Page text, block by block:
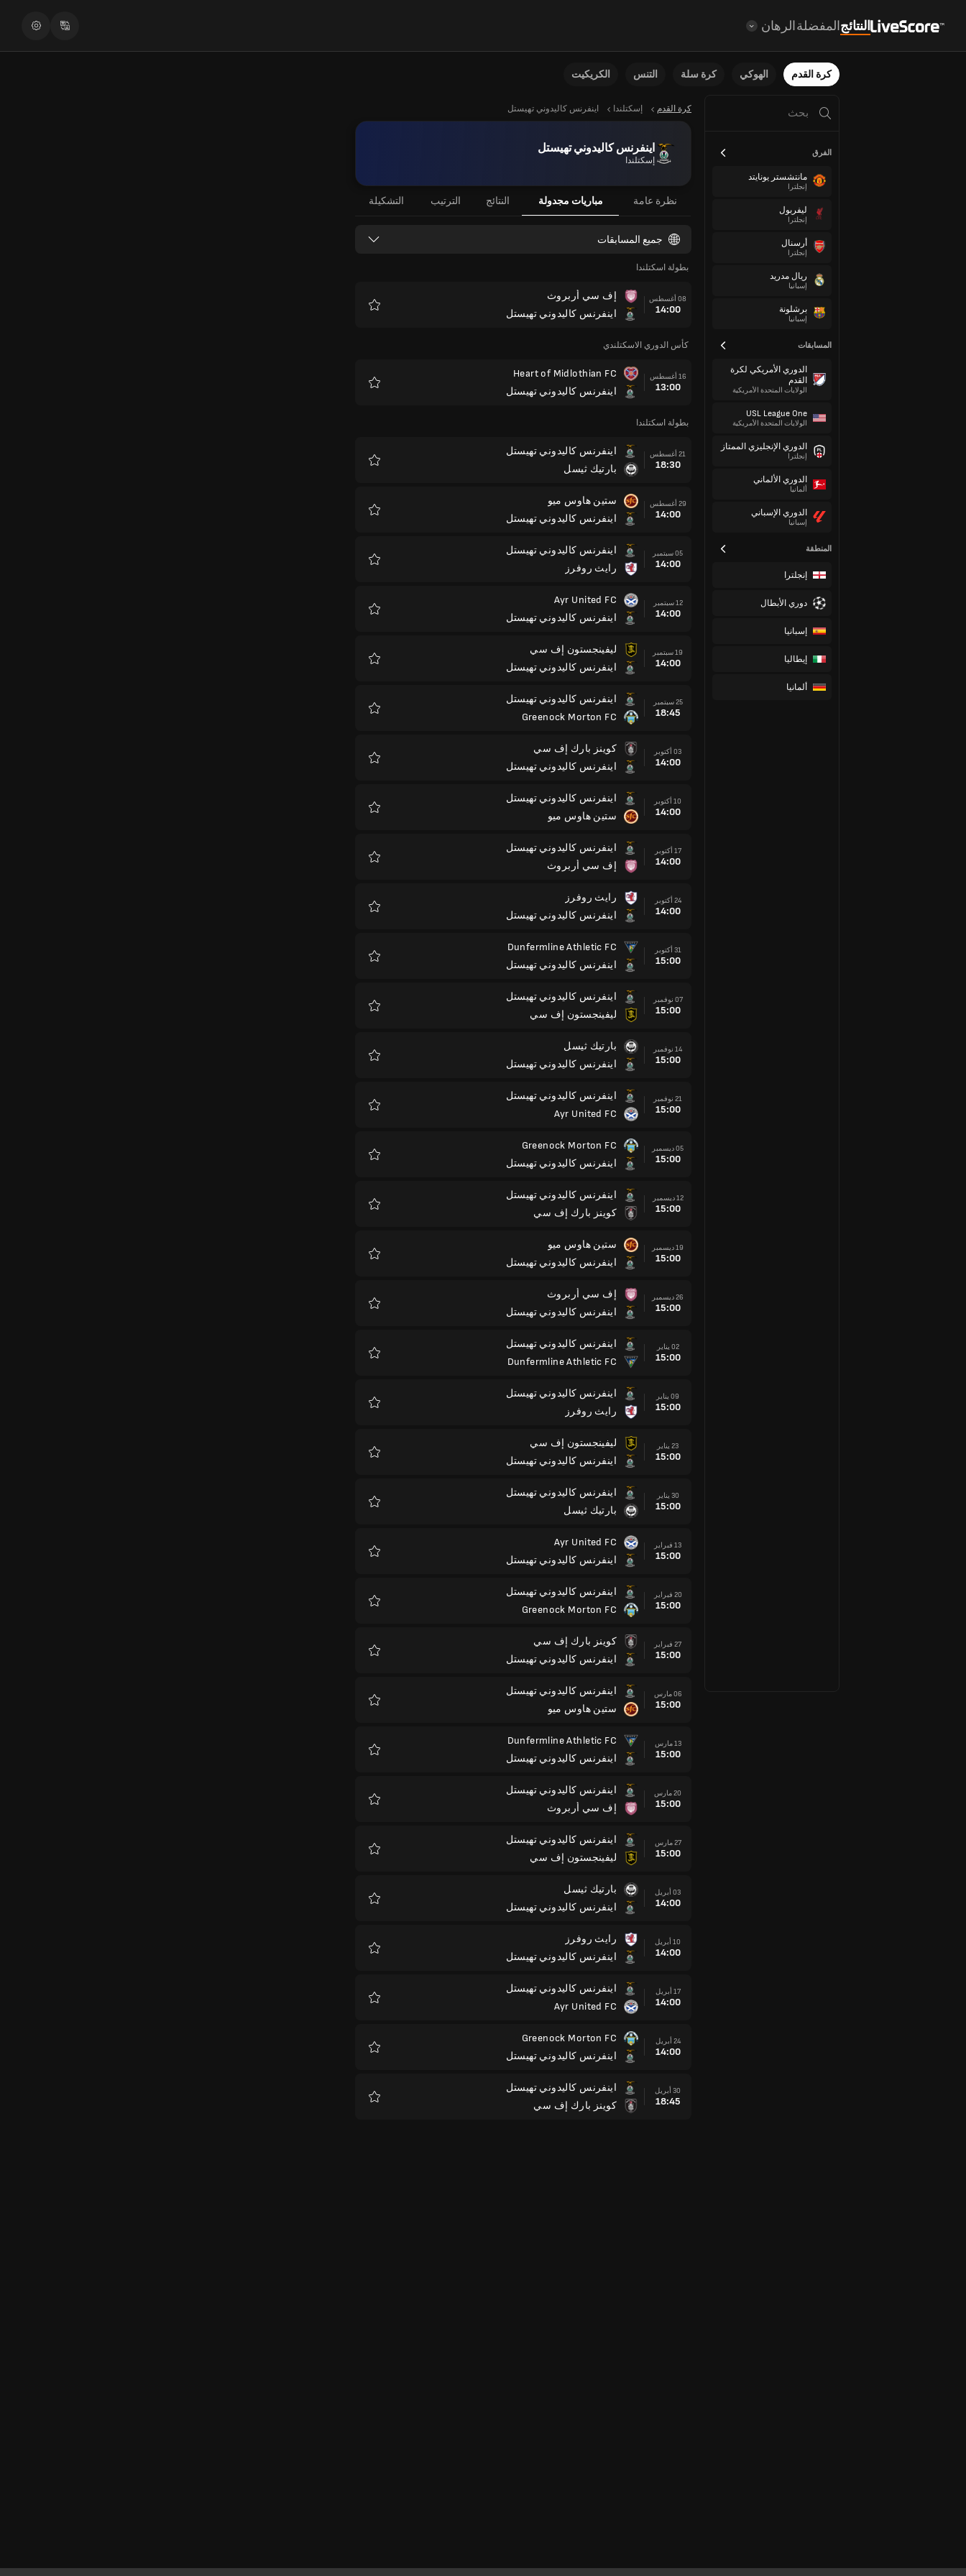
النتائجالمفضلةالرهان
كرة القدم الهوكي كرة سلة التنس الكريكيت
الفرق
مانتشستر يونايتد
إنجلترا
ليفربول
إنجلترا
أرسنال
إنجلترا
ريال مدريد
إسبانيا
برشلونة
إسبانيا
المسابقات
الدوري الأمريكي لكرة
القدم
الولايات المتحدة الأمريكية
USL League One
الولايات المتحدة الأمريكية
الدوري الإنجليزي الممتاز
إنجلترا
الدوري الألماني
ألمانيا
الدوري الإسباني
إسبانيا
المنطقة
إنجلترا
دوري الأبطال
إسبانيا
إيطاليا
ألمانيا
كرة القدم إسكتلندا اينفرنس كاليدوني تهيستل
اينفرنس كاليدوني تهيستل
إسكتلندا
نظرة عامة مباريات مجدولة النتائج الترتيب التشكيلة
جميع المسابقات
بطولة اسكتلندا
08 أغسطس
14:00
إف سي أربروث
اينفرنس كاليدوني تهيستل
كأس الدوري الاسكتلندي
16 أغسطس
13:00
Heart of Midlothian FC
اينفرنس كاليدوني تهيستل
بطولة اسكتلندا
21 أغسطس
18:30
اينفرنس كاليدوني تهيستل
بارتيك ثيسل
29 أغسطس
14:00
ستين هاوس ميو
اينفرنس كاليدوني تهيستل
05 سبتمبر
14:00
اينفرنس كاليدوني تهيستل
رايث روفرز
12 سبتمبر
14:00
Ayr United FC
اينفرنس كاليدوني تهيستل
19 سبتمبر
14:00
ليفينجستون إف سي
اينفرنس كاليدوني تهيستل
25 سبتمبر
18:45
اينفرنس كاليدوني تهيستل
Greenock Morton FC
03 أكتوبر
14:00
كوينز بارك إف سي
اينفرنس كاليدوني تهيستل
10 أكتوبر
14:00
اينفرنس كاليدوني تهيستل
ستين هاوس ميو
17 أكتوبر
14:00
اينفرنس كاليدوني تهيستل
إف سي أربروث
24 أكتوبر
14:00
رايث روفرز
اينفرنس كاليدوني تهيستل
31 أكتوبر
15:00
Dunfermline Athletic FC
اينفرنس كاليدوني تهيستل
07 نوفمبر
15:00
اينفرنس كاليدوني تهيستل
ليفينجستون إف سي
14 نوفمبر
15:00
بارتيك ثيسل
اينفرنس كاليدوني تهيستل
21 نوفمبر
15:00
اينفرنس كاليدوني تهيستل
Ayr United FC
05 ديسمبر
15:00
Greenock Morton FC
اينفرنس كاليدوني تهيستل
12 ديسمبر
15:00
اينفرنس كاليدوني تهيستل
كوينز بارك إف سي
19 ديسمبر
15:00
ستين هاوس ميو
اينفرنس كاليدوني تهيستل
26 ديسمبر
15:00
إف سي أربروث
اينفرنس كاليدوني تهيستل
02 يناير
15:00
اينفرنس كاليدوني تهيستل
Dunfermline Athletic FC
09 يناير
15:00
اينفرنس كاليدوني تهيستل
رايث روفرز
23 يناير
15:00
ليفينجستون إف سي
اينفرنس كاليدوني تهيستل
30 يناير
15:00
اينفرنس كاليدوني تهيستل
بارتيك ثيسل
13 فبراير
15:00
Ayr United FC
اينفرنس كاليدوني تهيستل
20 فبراير
15:00
اينفرنس كاليدوني تهيستل
Greenock Morton FC
27 فبراير
15:00
كوينز بارك إف سي
اينفرنس كاليدوني تهيستل
06 مارس
15:00
اينفرنس كاليدوني تهيستل
ستين هاوس ميو
13 مارس
15:00
Dunfermline Athletic FC
اينفرنس كاليدوني تهيستل
20 مارس
15:00
اينفرنس كاليدوني تهيستل
إف سي أربروث
27 مارس
15:00
اينفرنس كاليدوني تهيستل
ليفينجستون إف سي
03 أبريل
14:00
بارتيك ثيسل
اينفرنس كاليدوني تهيستل
10 أبريل
14:00
رايث روفرز
اينفرنس كاليدوني تهيستل
17 أبريل
14:00
اينفرنس كاليدوني تهيستل
Ayr United FC
24 أبريل
14:00
Greenock Morton FC
اينفرنس كاليدوني تهيستل
30 أبريل
18:45
اينفرنس كاليدوني تهيستل
كوينز بارك إف سي